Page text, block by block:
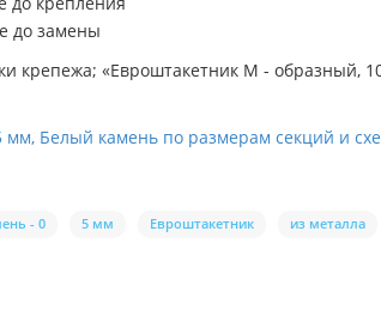
до замены
крепежа; «Евроштакетник М - образный,
Белый камень по размерам секций и
- 0 5 мм Евроштакетник из металла